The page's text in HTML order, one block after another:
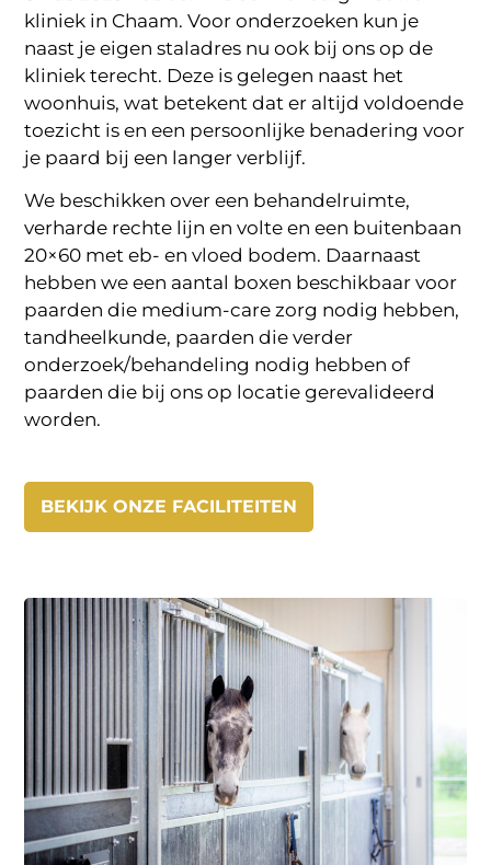
kliniek in Chaam. Voor onderzoeken kun je
naast je eigen staladres nu ook bij ons op de
kliniek terecht. Deze is gelegen naast het
woonhuis, wat betekent dat er altijd voldoende
toezicht is en een persoonlijke benadering voor
je paard bij een langer verblijf.
We beschikken over een behandelruimte,
verharde rechte lijn en volte en een buitenbaan
20×60 met eb- en vloed bodem. Daarnaast
hebben we een aantal boxen beschikbaar voor
paarden die medium-care zorg nodig hebben,
tandheelkunde, paarden die verder
onderzoek/behandeling nodig hebben of
paarden die bij ons op locatie gerevalideerd
worden.
BEKIJK ONZE FACILITEITEN